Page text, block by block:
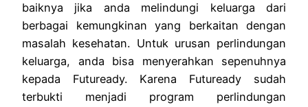
baiknya jika anda melindungi keluarga dari
berbagai kemungkinan yang berkaitan dengan
masalah kesehatan. Untuk urusan perlindungan
keluarga, anda bisa menyerahkan sepenuhnya
kepada Futuready. Karena Futuready sudah
terbukti menjadi program perlindungan